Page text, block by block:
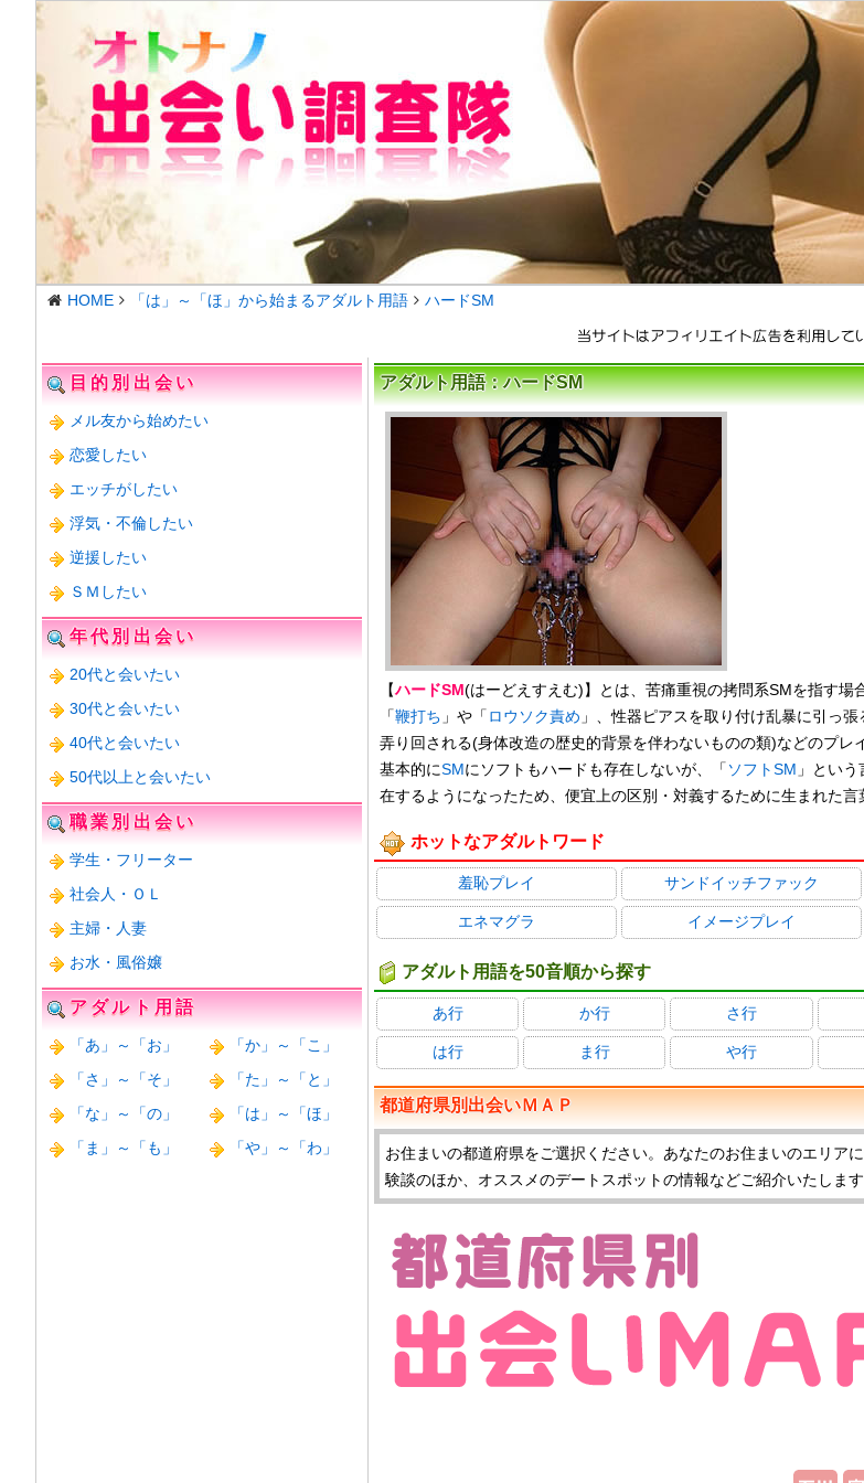
HOME 「は」～「ほ」から始まるアダルト用語 ハードSM
目的別出会い
メル友から始めたい
恋愛したい
エッチがしたい
浮気・不倫したい
逆援したい
ＳＭしたい
年代別出会い
20代と会いたい
30代と会いたい
40代と会いたい
50代以上と会いたい
職業別出会い
学生・フリーター
社会人・ＯＬ
主婦・人妻
お水・風俗嬢
アダルト用語
「あ」～「お」
「か」～「こ」
「さ」～「そ」
「た」～「と」
「な」～「の」
「は」～「ほ」
「ま」～「も」
「や」～「わ」
アダルト用語：ハードSM
【ハードSM(はーどえすえむ)】とは、苦痛重視の拷問系SMを指す場
「鞭打ち 」や「 ロウソク責め 」、性器ピアスを取り付け乱暴に引っ
弄り回される(身体改造の歴史的背景を伴わないものの類)などのプレ
基本的にSMにソフトもハードも存在しないが、「 ソフトSM 」とい
在するようになったため、便宜上の区別・対義するために生まれた言
ホットなアダルトワード
羞恥プレイ サンドイッチファック
エネマグラ イメージプレイ
アダルト用語を50音順から探す
あ行 か行 さ行
は行 ま行 や行
都道府県別出会いＭＡＰ
お住まいの都道府県をご選択ください。あなたのお住まいのエリア
験談のほか、オススメのデートスポットの情報などご紹介いたします